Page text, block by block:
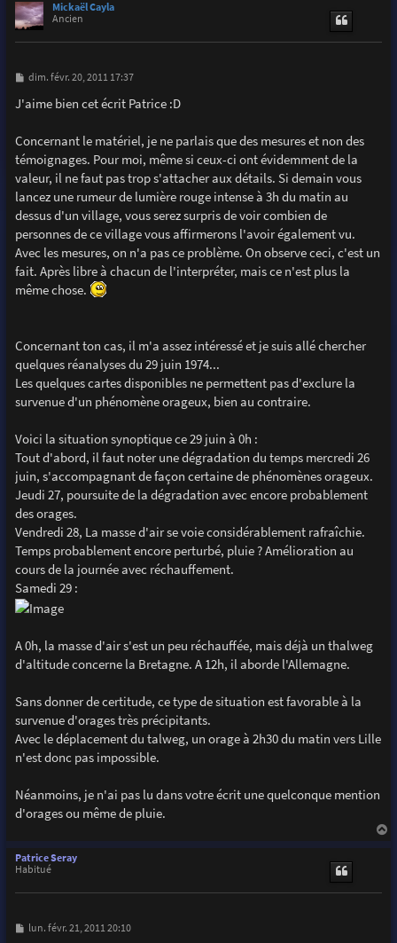
Mickaël Cayla
Ancien
M
s
s
e
dim. févr. 20, 2011 17:37
J'aime bien cet écrit Patrice :D
Concernant le matériel, je ne parlais que des mesures et non des
témoignages. Pour moi, même si ceux-ci ont évidemment de la
valeur, il ne faut pas trop s'attacher aux détails. Si demain vous
lancez une rumeur de lumière rouge intense à 3h du matin au
dessus d'un village, vous serez surpris de voir combien de
personnes de ce village vous affirmerons l'avoir également vu.
Avec les mesures, on n'a pas ce problème. On observe ceci, c'est un
fait. Après libre à chacun de l'interpréter, mais ce n'est plus la
même chose.
Concernant ton cas, il m'a assez intéressé et je suis allé chercher
quelques réanalyses du 29 juin 1974...
Les quelques cartes disponibles ne permettent pas d'exclure la
survenue d'un phénomène orageux, bien au contraire.
Voici la situation synoptique ce 29 juin à 0h :
Tout d'abord, il faut noter une dégradation du temps mercredi 26
juin, s'accompagnant de façon certaine de phénomènes orageux.
Jeudi 27, poursuite de la dégradation avec encore probablement
des orages.
Vendredi 28, La masse d'air se voie considérablement rafraîchie.
Temps probablement encore perturbé, pluie ? Amélioration au
cours de la journée avec réchauffement.
Samedi 29 :
A 0h, la masse d'air s'est un peu réchauffée, mais déjà un thalweg
d'altitude concerne la Bretagne. A 12h, il aborde l'Allemagne.
Sans donner de certitude, ce type de situation est favorable à la
survenue d'orages très précipitants.
Avec le déplacement du talweg, un orage à 2h30 du matin vers Lille
n'est donc pas impossible.
Néanmoins, je n'ai pas lu dans votre écrit une quelconque mention
d'orages ou même de pluie.
Patrice Seray
Habitué
M
lun. févr. 21, 2011 20:10